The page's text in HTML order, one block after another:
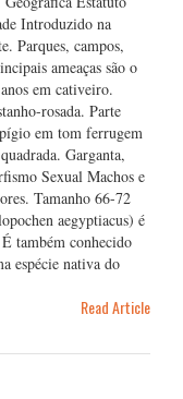
Introduzido na
Parques, campos,
ameaças são o
em cativeiro.
rosada. Parte
em tom ferrugem
Garganta,
Sexual Machos e
Tamanho 66-72
aegyptiacus) é
também conhecido
espécie nativa do
Read Article